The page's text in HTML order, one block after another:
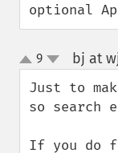
optional
up
down
9 bj at
Just to
so search
If you do